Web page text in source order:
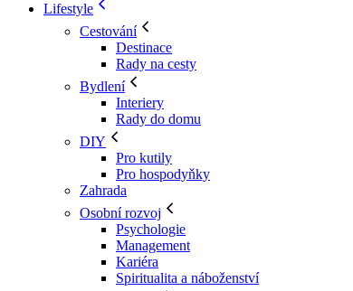
Lifestyle
Cestování
Destinace
Rady na cesty
Bydlení
Interiery
Rady do domu
DIY
Pro kutily
Pro hospodyňky
Zahrada
Osobní rozvoj
Psychologie
Management
Kariéra
Spiritualita a náboženství